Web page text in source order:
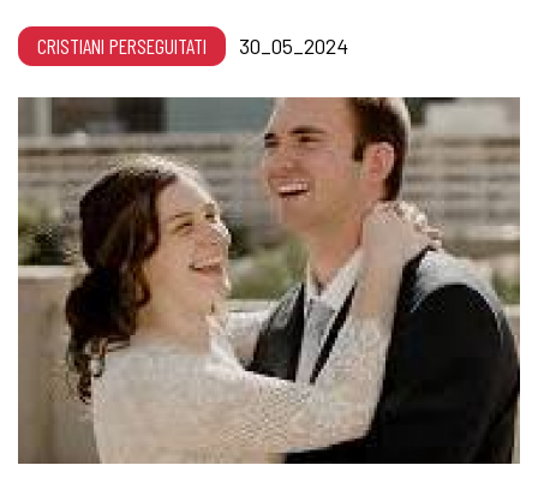
CRISTIANI PERSEGUITATI 30_05_2024